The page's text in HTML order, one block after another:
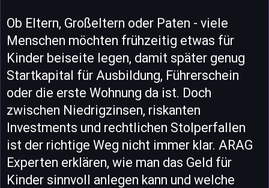
Ob Eltern, Großeltern oder Paten - viele
Menschen möchten frühzeitig etwas für
Kinder beiseite legen, damit später genug
Startkapital für Ausbildung, Führerschein
oder die erste Wohnung da ist. Doch
zwischen Niedrigzinsen, riskanten
Investments und rechtlichen Stolperfallen
ist der richtige Weg nicht immer klar. ARAG
Experten erklären, wie man das Geld für
Kinder sinnvoll anlegen kann und welche